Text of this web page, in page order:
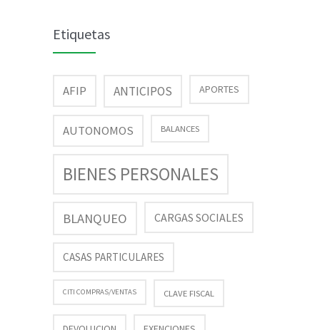
Etiquetas
AFIP ANTICIPOS APORTES
AUTONOMOS BALANCES
BIENES PERSONALES
BLANQUEO CARGAS SOCIALES
CASAS PARTICULARES
CITI COMPRAS/VENTAS CLAVE FISCAL